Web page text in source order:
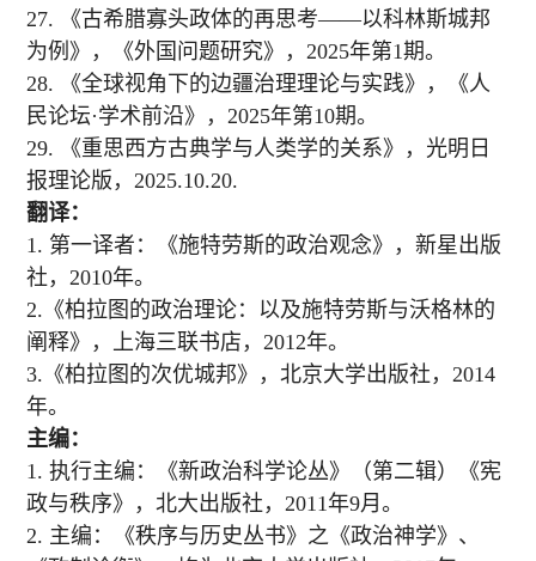
27. 《古希腊寡头政体的再思考——以科林斯城邦
为例》，《外国问题研究》，2025年第1期。
28. 《全球视角下的边疆治理理论与实践》，《人
民论坛·学术前沿》，2025年第10期。
29. 《重思西方古典学与人类学的关系》，光明日
报理论版，2025.10.20.
翻译：
1. 第一译者：《施特劳斯的政治观念》，新星出版
社，2010年。
2.《柏拉图的政治理论：以及施特劳斯与沃格林的
阐释》，上海三联书店，2012年。
3.《柏拉图的次优城邦》，北京大学出版社，2014
年。
主编：
1. 执行主编：《新政治科学论丛》（第二辑）《宪
政与秩序》，北大出版社，2011年9月。
2. 主编：《秩序与历史丛书》之《政治神学》、